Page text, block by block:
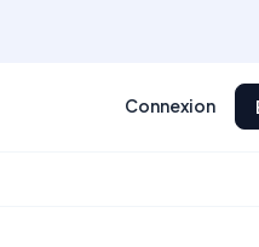
Connexion